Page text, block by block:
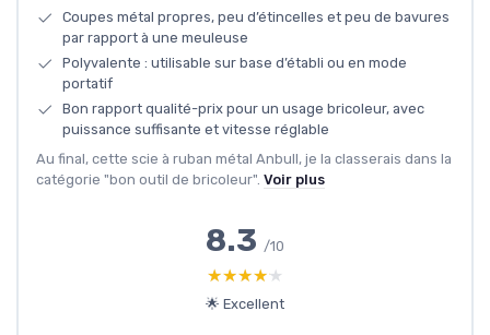
Coupes métal propres, peu d’étincelles et peu de bavures
par rapport à une meuleuse
Polyvalente : utilisable sur base d’établi ou en mode
portatif
Bon rapport qualité-prix pour un usage bricoleur, avec
puissance suffisante et vitesse réglable
Au final, cette scie à ruban métal Anbull, je la classerais dans la
catégorie "bon outil de bricoleur". Voir plus
8.3 /10
★★★★★
★★★★★
🌟 Excellent